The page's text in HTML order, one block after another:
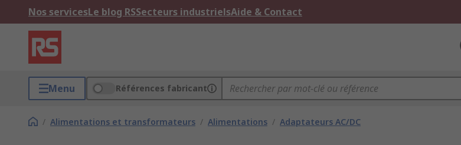
Nos servicesLe blog RSSecteurs industrielsAide & Contact
Menu Références fabricant
/ Alimentations et transformateurs / Alimentations / Adaptateurs AC/DC